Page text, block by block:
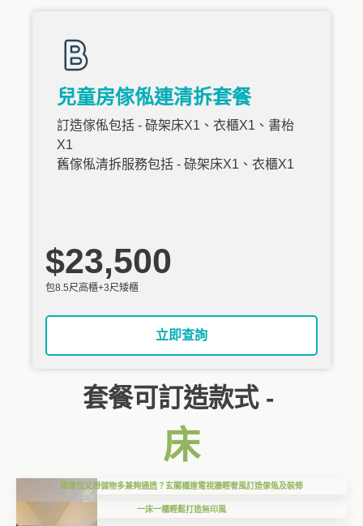
兒童房傢俬連清拆套餐
訂造傢俬包括 - 碌架床X1、衣櫃X1、書枱
X1
舊傢俬清拆服務包括 - 碌架床X1、衣櫃X1
$23,500
包8.5尺高櫃+3尺矮櫃
立即查詢
套餐可訂造款式 -
床
細單位又想儲物多兼夠通透？玄關櫃連電視牆輕奢風訂造傢俬及裝修
一床一櫃輕鬆打造無印風